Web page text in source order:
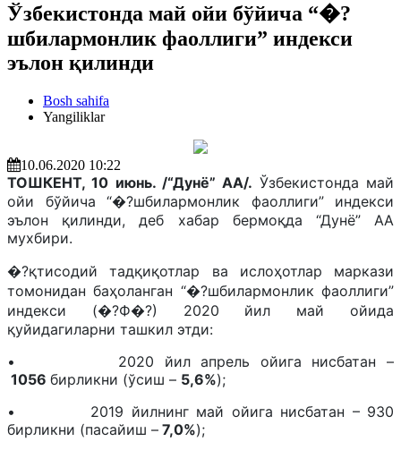
Ўзбекистонда май ойи бўйича “�?
шбилармонлик фаоллиги” индекси
эълон қилинди
Bosh sahifa
Yangiliklar
10.06.2020 10:22
ТОШКЕНТ, 10 июнь. /“Дунё” АА/. Ўзбекистонда май
ойи бўйича “�?шбилармонлик фаоллиги” индекси
эълон қилинди, деб хабар бермоқда “Дунё” АА
мухбири.
�?қтисодий тадқиқотлар ва ислоҳотлар маркази
томонидан баҳоланган “�?шбилармонлик фаоллиги”
индекси (�?Ф�?) 2020 йил май ойида
қуйидагиларни ташкил этди:
• 2020 йил апрель ойига нисбатан –
1056 бирликни (ўсиш – 5,6%);
• 2019 йилнинг май ойига нисбатан – 930
бирликни (пасайиш – 7,0%);